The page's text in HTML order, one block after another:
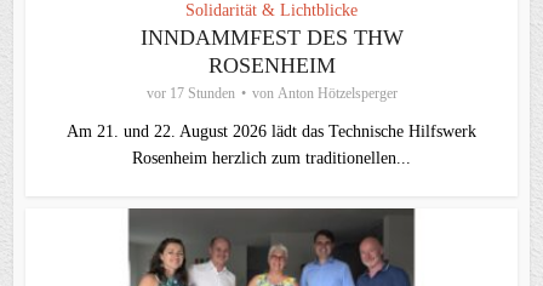
Solidarität & Lichtblicke
INNDAMMFEST DES THW
ROSENHEIM
vor 17 Stunden von Anton Hötzelsperger
Am 21. und 22. August 2026 lädt das Technische Hilfswerk
Rosenheim herzlich zum traditionellen...